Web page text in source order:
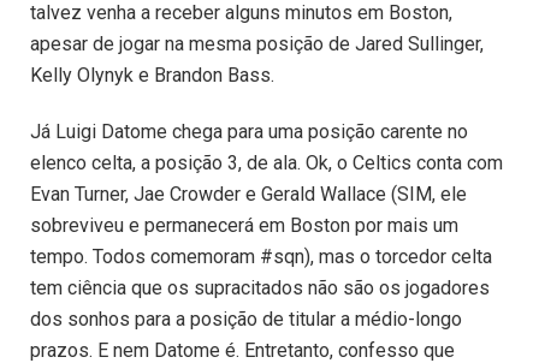
talvez venha a receber alguns minutos em Boston,
apesar de jogar na mesma posição de Jared Sullinger,
Kelly Olynyk e Brandon Bass.
Já Luigi Datome chega para uma posição carente no
elenco celta, a posição 3, de ala. Ok, o Celtics conta com
Evan Turner, Jae Crowder e Gerald Wallace (SIM, ele
sobreviveu e permanecerá em Boston por mais um
tempo. Todos comemoram #sqn), mas o torcedor celta
tem ciência que os supracitados não são os jogadores
dos sonhos para a posição de titular a médio-longo
prazos. E nem Datome é. Entretanto, confesso que